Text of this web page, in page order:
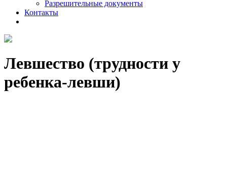
Разрешительные документы
Контакты
Левшество (трудности у
ребенка-левши)